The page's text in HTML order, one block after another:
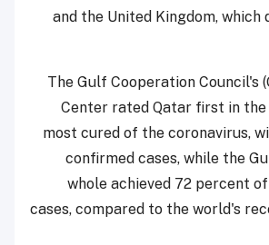
and the United Kingdom,
The Gulf Cooperation Council's
Center rated Qatar first in
most cured of the coronavirus,
confirmed cases, while the
whole achieved 72 percent
cases, compared to the world's